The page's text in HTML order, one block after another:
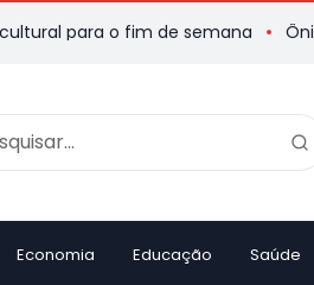
o fim de semana Ônibus de
Economia Educação Saúde